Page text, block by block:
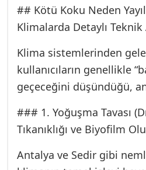
Özellikle Samsung
performans ve enerji
garantisi olsa da, bu
beraberinde bazı
gelmektedir. Bir klima,
çok, içeriden dışarıya
küf ya da çürük yumurta
bir hava yayıyorsa, bu
sağlığımızı da tehdit
sonunda evlerine
almak isterler, ancak
koku, dinlenme anını bile
## Kötü Koku Neden
Klimalarda Detaylı Teknik
Klima sistemlerinden
kullanıcıların genellikle
geçeceğini düşündüğü,
kompleks arızalardır. 25
Samsung klimalarda bu
inerken, sadece yüzey
### 1. Yoğuşma Tavası
Tıkanıklığı ve Biyofilm
Antalya ve Sedir gibi